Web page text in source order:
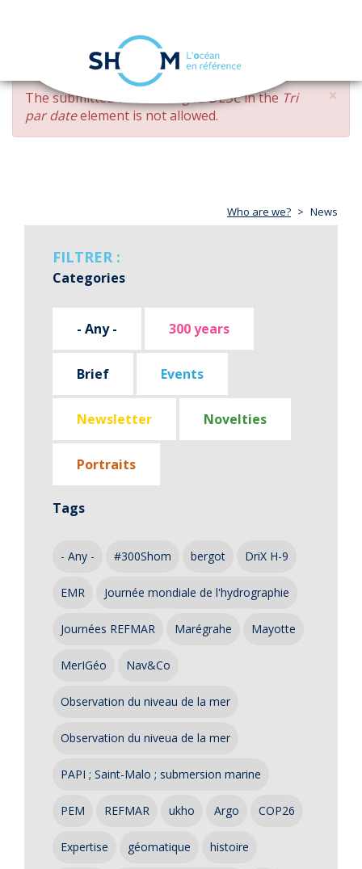
Skip
main
content
navigation
×
ERROR
MESSAGE
The submitted value changed DESCin the Tri
par dateelement is not allowed.
Who are we? News
FILTRER :
Categories
- Any - 300 years
Brief Events
Newsletter Novelties
Portraits
Tags
- Any - #300Shom bergot DriX H-9
EMR Journée mondiale de l'hydrographie
Journées REFMAR Marégrahe Mayotte
MerIGéo Nav&Co
Observation du niveau de la mer
Observation du niveua de la mer
PAPI ; Saint-Malo ; submersion marine
PEM REFMAR ukho Argo COP26
Expertise géomatique histoire